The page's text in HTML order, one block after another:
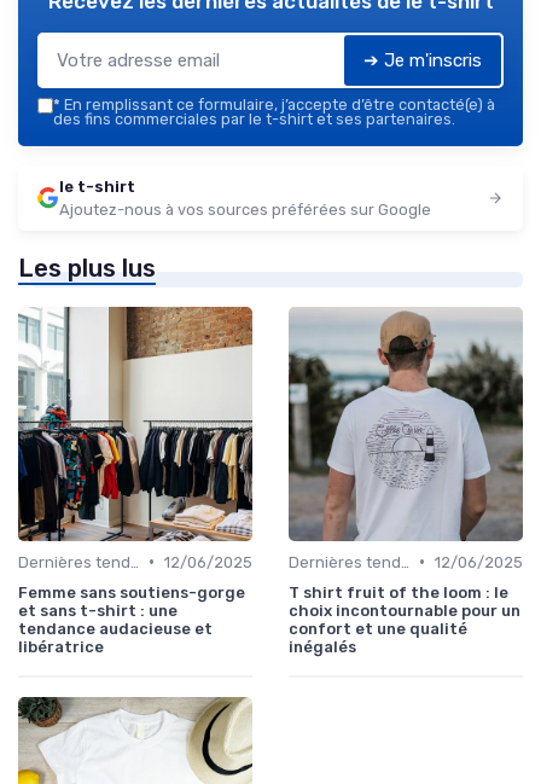
➔ Je m'inscris
* En remplissant ce formulaire, j’accepte d’être contacté(e) à
des fins commerciales par le t-shirt et ses partenaires.
le t-shirt
Ajoutez-nous à vos sources préférées sur Google
Les plus lus
• 12/06/2025
Femme sans soutiens-gorge
et sans t-shirt : une
tendance audacieuse et
libératrice
• 12/06/2025
T shirt fruit of the loom : le
choix incontournable pour un
confort et une qualité
inégalés